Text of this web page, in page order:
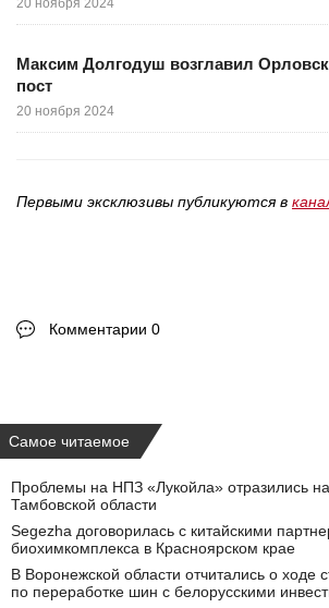
20 ноября 2024
Максим Долгодуш возглавил
пост
20 ноября 2024
Первыми эксклюзивы публикуются в
Комментарии 0
Самое читаемое
Проблемы на НПЗ «Лукойла» отразились на
Тамбовской области
Segezha договорилась с китайскими
биохимкомплекса в Красноярском крае
В Воронежской области отчитались о ходе
по переработке шин с белорусскими